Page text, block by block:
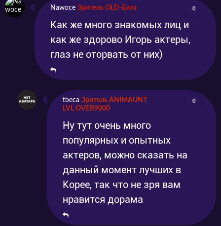
Nawoce Зритель OLD-Батя 0
Как же много знакомых лиц и
как же здорово Игорь актеры,
глаз не оторвать от них)
tbeca Зритель ANIMAUNT
LVL OVER9000
0
Ну тут очень много
популярных и опытных
актеров, можно сказать на
данный момент лучших в
Корее, так что не зря вам
нравится дорама